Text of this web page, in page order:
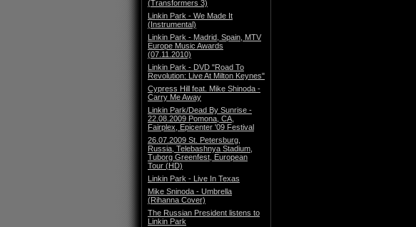
(Transformers 3)
Linkin Park - We Made It
(Instrumental)
Linkin Park - Madrid, Spain, MTV
Europe Music Awards
(07.11.2010)
Linkin Park - DVD "Road To
Revolution: Live At Milton Keynes"
Cypress Hill feat. Mike Shinoda -
Carry Me Away
Linkin Park/Dead By Sunrise -
22.08.2009 Pomona, CA,
Fairplex, Epicenter '09 Festival
26.07.2009 St. Petersburg,
Russia, Telebashnya Stadium,
Tuborg Greenfest, European
Tour (HD)
Linkin Park - Live In Texas
Mike Sninoda - Umbrella
(Rihanna Cover)
The Russian President listens to
Linkin Park